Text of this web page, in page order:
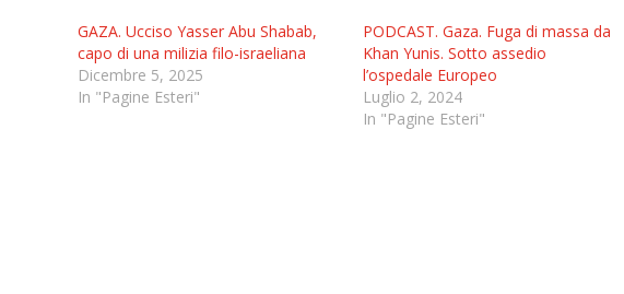
GAZA. Ucciso Yasser Abu Shabab,
capo di una milizia filo-israeliana
Dicembre 5, 2025
In "Pagine Esteri"
PODCAST. Gaza. Fuga di massa da
Khan Yunis. Sotto assedio
l’ospedale Europeo
Luglio 2, 2024
In "Pagine Esteri"